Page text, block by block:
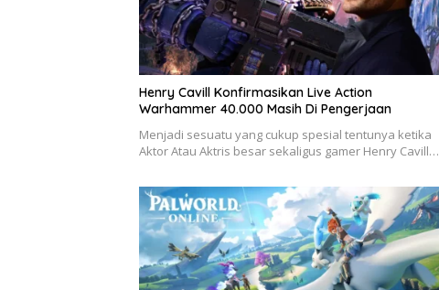
Henry Cavill Konfirmasikan Live Action
Warhammer 40.000 Masih Di Pengerjaan
Menjadi sesuatu yang cukup spesial tentunya ketika
Aktor Atau Aktris besar sekaligus gamer Henry Cavill…